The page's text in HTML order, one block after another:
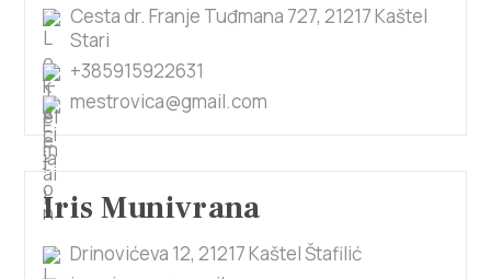
Cesta dr. Franje Tuđmana 727, 21217 Kaštel
Stari
+385915922631
mestrovica@gmail.com
Iris Munivrana
Drinovićeva 12, 21217 Kaštel Štafilić